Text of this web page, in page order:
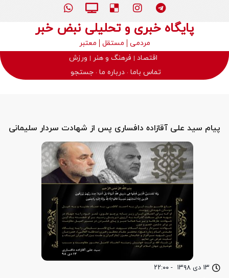
پایگاه خبری و تحلیلی نبض خبر
مردمی مستقل
معتبر
اقتصاد
فرهنگ و هنر
ورزش
تماس باما درباره ما جستجو
۱۳ دی ۱۳۹۸ - ۲۲:۰۰
پیام سید علی آقازاده دافساری پس از شهادت سردار سلیمانی